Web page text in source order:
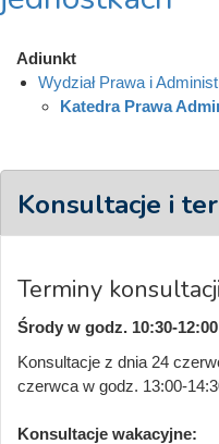
Adiunkt
Wydział Prawa i
Katedra Prawa
Konsultacje i
Terminy
Środy w godz. 10:30-12:00
Konsultacje z dnia 24
czerwca w godz. 13:00-
Konsultacje wakacyjne: